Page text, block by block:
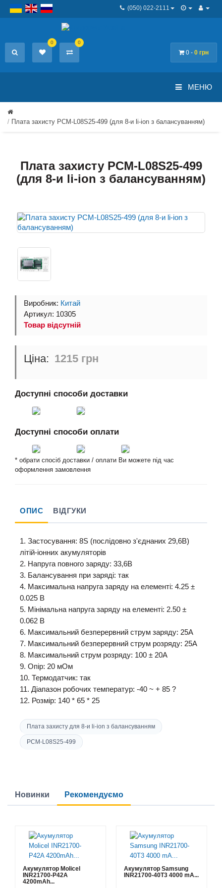
(050) 022-2111
0 - 0 грн
0 0
МЕНЮ
Плата захисту PCM-L08S25-499 (для 8-и li-ion з балансуванням)
Плата захисту PCM-L08S25-499
(для 8-и li-ion з балансуванням)
Виробник: Китай
Артикул: 10305
Товар відсутній
1215 грн
Доступні способи доставки
Доступні способи оплати
* обрати спосіб доставки / оплати Ви можете під час
оформлення замовлення
ОПИС ВІДГУКИ
1. Застосування: 8S (послідовно з'єднаних 29,6В)
літій-іонних акумуляторів
2. Напруга повного заряду: 33,6В
3. Балансування при заряді: так
4. Максимальна напруга заряду на елементі: 4.25 ±
0.025 В
5. Мінімальна напруга заряду на елементі: 2.50 ±
0.062 В
6. Максимальний безперервний струм заряду: 25A
7. Максимальний безперервний струм розряду: 25А
8. Максимальний струм розряду: 100 ± 20A
9. Опір: 20 мОм
10. Термодатчик: так
11. Діапазон робочих температур: -40 ~ + 85 ?
12. Розмір: 140 * 65 * 25
Плата захисту для 8-и li-ion з балансуванням
PCM-L08S25-499
Новинки Рекомендуємо
Акумулятор Molicel
INR21700-P42A
4200mAh...
Акумулятор Samsung
INR21700-40T3 4000 mA...